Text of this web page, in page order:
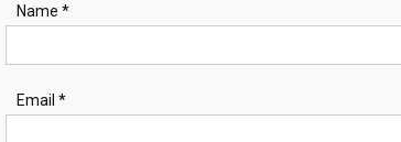
Name *
Email *